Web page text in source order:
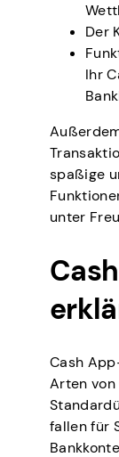
Der
Ihr
spaßige
unter
Cash
Arten von
fallen für